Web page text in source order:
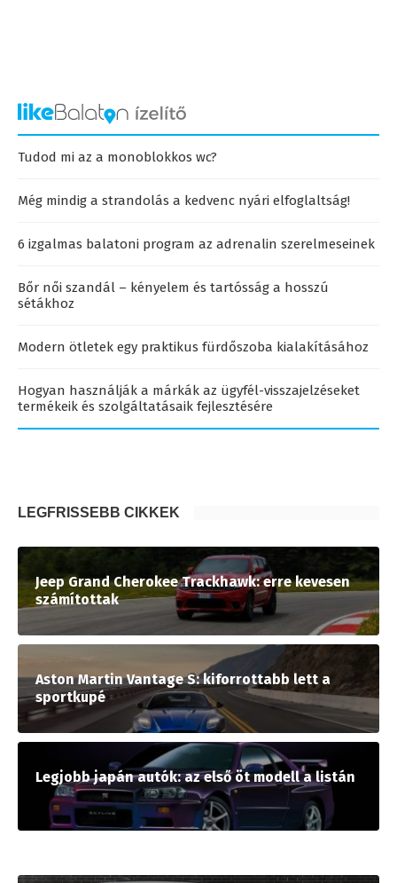
Tudod mi az a monoblokkos wc?
Még mindig a strandolás a kedvenc nyári elfoglaltság!
6 izgalmas balatoni program az adrenalin szerelmeseinek
Bőr női szandál – kényelem és tartósság a hosszú
sétákhoz
Modern ötletek egy praktikus fürdőszoba kialakításához
Hogyan használják a márkák az ügyfél-visszajelzéseket
termékeik és szolgáltatásaik fejlesztésére
LEGFRISSEBB CIKKEK
Jeep Grand Cherokee Trackhawk: erre kevesen
számítottak
Aston Martin Vantage S: kiforrottabb lett a
sportkupé
Legjobb japán autók: az első öt modell a listán